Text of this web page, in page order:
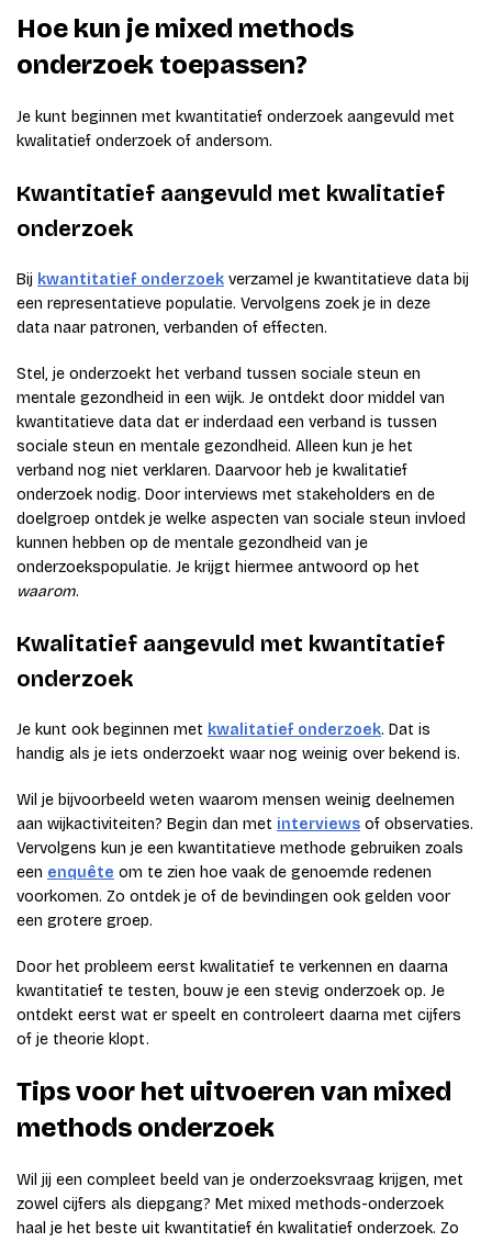
Hoe kun je mixed methods
onderzoek toepassen?
Je kunt beginnen met kwantitatief onderzoek aangevuld met
kwalitatief onderzoek of andersom.
Kwantitatief aangevuld met kwalitatief
onderzoek
Bij kwantitatief onderzoek verzamel je kwantitatieve data bij
een representatieve populatie. Vervolgens zoek je in deze
data naar patronen, verbanden of effecten.
Stel, je onderzoekt het verband tussen sociale steun en
mentale gezondheid in een wijk. Je ontdekt door middel van
kwantitatieve data dat er inderdaad een verband is tussen
sociale steun en mentale gezondheid. Alleen kun je het
verband nog niet verklaren. Daarvoor heb je kwalitatief
onderzoek nodig. Door interviews met stakeholders en de
doelgroep ontdek je welke aspecten van sociale steun invloed
kunnen hebben op de mentale gezondheid van je
onderzoekspopulatie. Je krijgt hiermee antwoord op het
waarom.
Kwalitatief aangevuld met kwantitatief
onderzoek
Je kunt ook beginnen met kwalitatief onderzoek. Dat is
handig als je iets onderzoekt waar nog weinig over bekend is.
Wil je bijvoorbeeld weten waarom mensen weinig deelnemen
aan wijkactiviteiten? Begin dan met interviews of observaties.
Vervolgens kun je een kwantitatieve methode gebruiken zoals
een enquête om te zien hoe vaak de genoemde redenen
voorkomen. Zo ontdek je of de bevindingen ook gelden voor
een grotere groep.
Door het probleem eerst kwalitatief te verkennen en daarna
kwantitatief te testen, bouw je een stevig onderzoek op. Je
ontdekt eerst wat er speelt en controleert daarna met cijfers
of je theorie klopt.
Tips voor het uitvoeren van mixed
methods onderzoek
Wil jij een compleet beeld van je onderzoeksvraag krijgen, met
zowel cijfers als diepgang? Met mixed methods-onderzoek
haal je het beste uit kwantitatief én kwalitatief onderzoek. Zo